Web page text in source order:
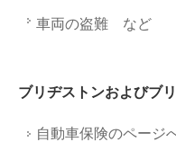
車両の盗難 など
ブリヂストンおよびブ
自動車保険のページ